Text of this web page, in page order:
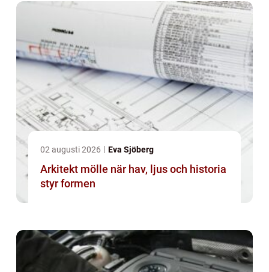
02 augusti 2026 Eva Sjöberg
Arkitekt mölle när hav, ljus och historia
styr formen